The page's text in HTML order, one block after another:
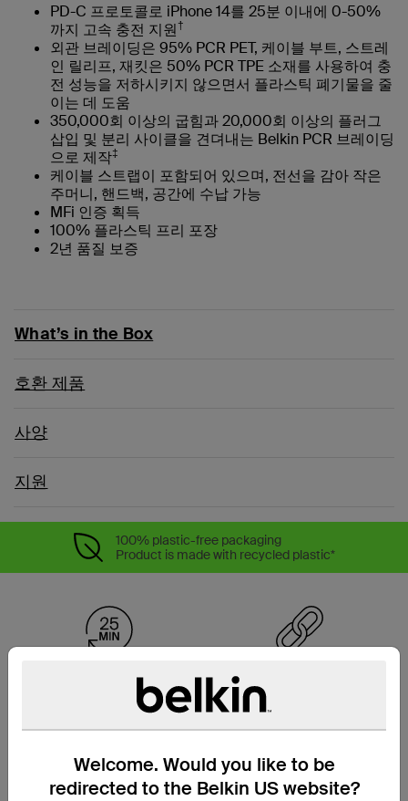
Welcome. Would you like to be
redirected to the Belkin US website?
PD-C 프로토콜로 iPhone 14를 25분 이내에 0-50%
까지 고속 충전 지원†
외관 브레이딩은 95% PCR PET, 케이블 부트, 스트레
인 릴리프, 재킷은 50% PCR TPE 소재를 사용하여 충
전 성능을 저하시키지 않으면서 플라스틱 폐기물을 줄
이는 데 도움
350,000회 이상의 굽힘과 20,000회 이상의 플러그
삽입 및 분리 사이클을 견뎌내는 Belkin PCR 브레이딩
으로 제작‡
케이블 스트랩이 포함되어 있으며, 전선을 감아 작은
주머니, 핸드백, 공간에 수납 가능
MFi 인증 획득
100% 플라스틱 프리 포장
2년 품질 보증
What’s in the Box
호환 제품
사양
지원
100% plastic-free packaging
Product is made with recycled plastic*
방전된 iPhone 14를 25
분 만에 50%까지 충전 †